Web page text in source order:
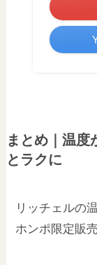
まとめ｜温度
とラクに
リッチェルの
ホンポ限定販売